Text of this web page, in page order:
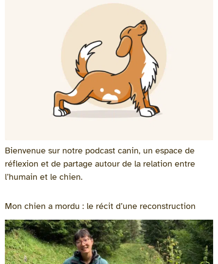
Bienvenue sur notre podcast canin, un espace de
réflexion et de partage autour de la relation entre
l’humain et le chien.
Mon chien a mordu : le récit d’une reconstruction